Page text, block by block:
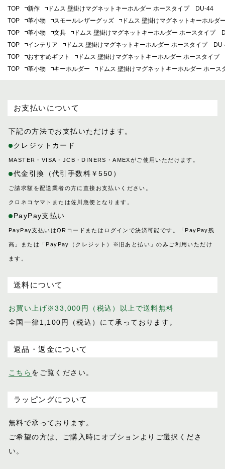
TOP 新作
ドムス 壁掛けマグネットキーホルダー ホースタイプ DU-44
TOP
革小物 スモールレザーグッズ
ドムス 壁掛けマグネットキーホル
TOP
革小物 文具
ドムス 壁掛けマグネットキーホルダー ホースタイプ
TOP
インテリア
ドムス 壁掛けマグネットキーホルダー ホースタイプ
TOP
おすすめギフト
ドムス 壁掛けマグネットキーホルダー ホースタイ
TOP
革小物 キーホルダー ドムス 壁掛けマグネットキーホルダー ホー
お支払いについて
下記の方法でお支払いただけます。
クレジットカード
MASTER・VISA・JCB・DINERS・AMEXがご使用いただけます。
代金引換（代引手数料￥550）
ご請求額を配送業者の方に直接お支払いください。
クロネコヤマトまたは佐川急便となります。
PayPay支払い
PayPay支払いはQRコードまたはログインで決済可能です。「PayPay残
高」または「PayPay（クレジット）※旧あと払い」のみご利用いただけ
ます。
送料について
お買い上げ※33,000円（税込）以上で送料無料
全国一律1,100円（税込）にて承っております。
返品・返金について
こちら をご覧ください。
ラッピングについて
無料で承っております。
ご希望の方は、ご購入時にオプションより ご選択くださ
い。